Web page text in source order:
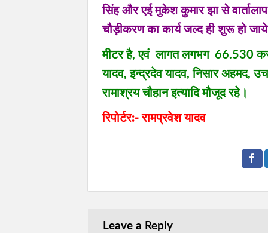
सिंह और एई मुकेश कुमार झा से
चौड़ीकरण का कार्य जल्द ही शुरू हो
मीटर है, एवं लागत लगभग 66.530
यादव, इन्द्रदेव यादव, निसार अहमद,
रामाश्रय चौहान इत्यादि मौजूद रहे।
रिपोर्टर:- रामप्रवेश यादव
Leave a Reply